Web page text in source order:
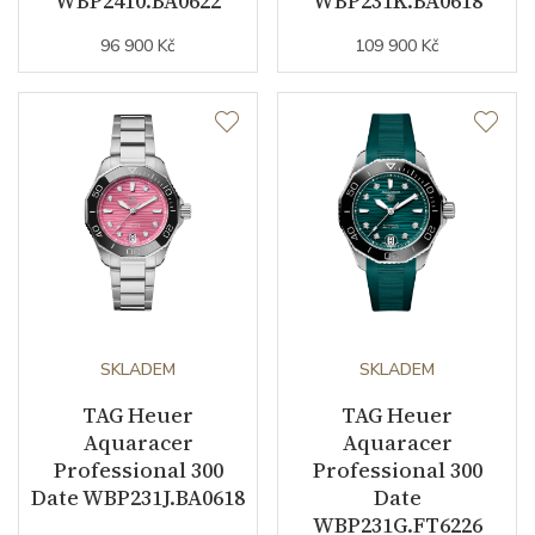
Komfort a odolnost
řadí Aquaracer mezi skutečné
96 900 Kč 109 900 Kč
SKLADEM
TAG Heuer
Aquaracer
Professional 300
Date WBP231J.BA0618
SKLADEM
TAG Heuer
Aquaracer
Professional 300
Date
WBP231G.FT6226